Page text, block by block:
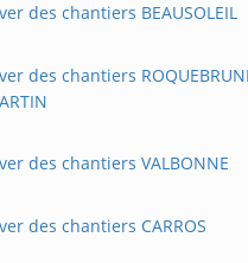
des chantiers BEAUSOLEIL
des chantiers
des chantiers VALBONNE
des chantiers CARROS